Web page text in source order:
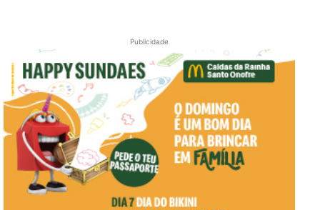
Publicidade